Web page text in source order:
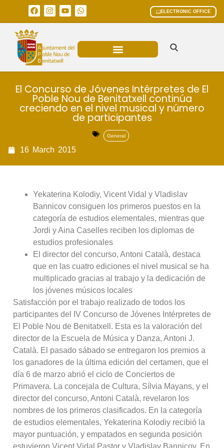
ELECTRONIC OFFICE
El Concurso de Jóvenes Intérpretes de El
Poble Nou de Benitatxell continúa
creciendo en el nivel musical y número
de participantes
General
16 March 2015
Yekaterina Kolodiy, Vicent Vidal y Vladislav
Bannicov consiguen los primeros puestos en la
categoría de estudios elementales, mientras que
Jordi y Aina Caselles reciben los diplomas de
estudios profesionales
El director del concurso, Antoni Català, destaca
que en las cuatro ediciones el nivel musical se ha
multiplicado gracias al trabajo y la dedicación de
los jóvenes músicos locales
Satisfacción por el trabajo realizado de todos los
participantes del IV Concurso de Jóvenes Intérpretes de
El Poble Nou de Benitatxell. Esta es la valoración del
director de la Escuela de Música y Danza, Antoni J.
Català. El pasado sábado se entregaron los premios a
los ganadores de la última edición del certamen, que el
día 6 de marzo abrió el ciclo de Conciertos de
Primavera. La concejala de Cultura, Sílvia Mayans, y el
director del concurso, Antoni Català, revelaron los
nombres de los primeros clasificados. En la categoría
de estudios elementales, Yekaterina Kolodiy recibió la
mayor puntuación, y empatados en segunda posición
estuvieron Vicent Vidal Pastor y Vladislav Bannicov. En